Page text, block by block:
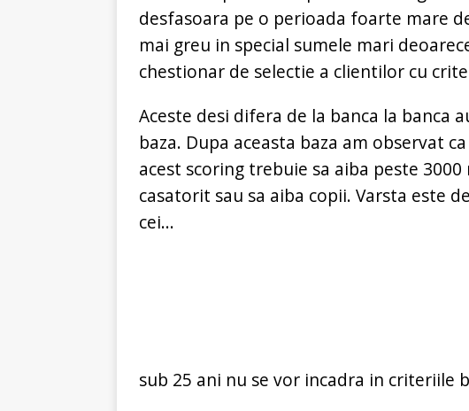
desfasoara pe o perioada foarte mare
mai greu in special sumele mari
chestionar de selectie a clientilor cu
Aceste desi difera de la banca la banca
baza. Dupa aceasta baza am observat
acest scoring trebuie sa aiba peste
casatorit sau sa aiba copii. Varsta este
cei...
sub 25 ani nu se vor incadra in criteriile